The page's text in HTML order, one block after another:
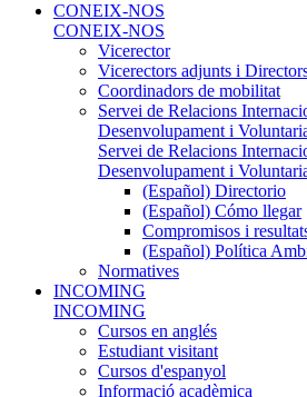
CONEIX-NOS
CONEIX-NOS
Vicerector
Vicerectors adjunts i
Coordinadors de mobilitat
Servei de Relacions
Desenvolupament i
Servei de Relacions
Desenvolupament i
(Español) Directorio
(Español) Cómo llegar
Compromisos i
(Español) Política
Normatives
INCOMING
INCOMING
Cursos en anglés
Estudiant visitant
Cursos d'espanyol
Informació acadèmica